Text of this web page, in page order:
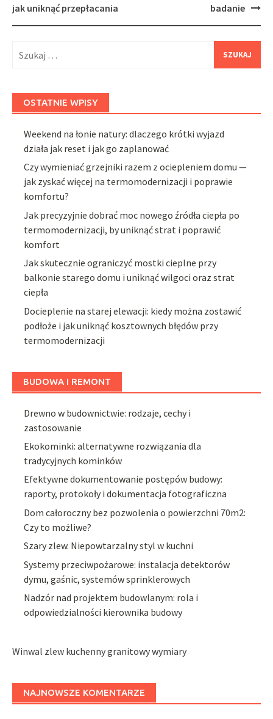
jak uniknąć przepłacania
badanie
OSTATNIE WPISY
Weekend na łonie natury: dlaczego krótki wyjazd
działa jak reset i jak go zaplanować
Czy wymieniać grzejniki razem z ociepleniem domu —
jak zyskać więcej na termomodernizacji i poprawie
komfortu?
Jak precyzyjnie dobrać moc nowego źródła ciepła po
termomodernizacji, by uniknąć strat i poprawić
komfort
Jak skutecznie ograniczyć mostki cieplne przy
balkonie starego domu i uniknąć wilgoci oraz strat
ciepła
Docieplenie na starej elewacji: kiedy można zostawić
podłoże i jak uniknąć kosztownych błędów przy
termomodernizacji
BUDOWA I REMONT
Drewno w budownictwie: rodzaje, cechy i
zastosowanie
Ekokominki: alternatywne rozwiązania dla
tradycyjnych kominków
Efektywne dokumentowanie postępów budowy:
raporty, protokoły i dokumentacja fotograficzna
Dom całoroczny bez pozwolenia o powierzchni 70m2:
Czy to możliwe?
Szary zlew. Niepowtarzalny styl w kuchni
Systemy przeciwpożarowe: instalacja detektorów
dymu, gaśnic, systemów sprinklerowych
Nadzór nad projektem budowlanym: rola i
odpowiedzialności kierownika budowy
Winwal zlew kuchenny granitowy wymiary
NAJNOWSZE KOMENTARZE